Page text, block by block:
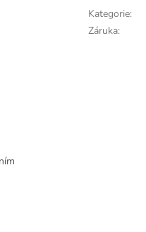
Kategorie:
Záruka: